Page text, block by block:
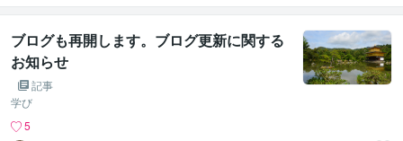
ブログも再開します。ブログ更新に関する
お知らせ
記事
学び
5